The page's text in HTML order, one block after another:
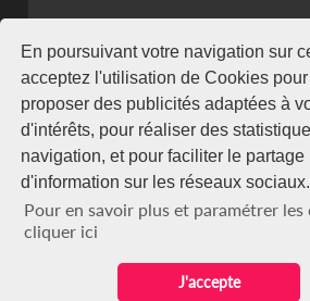
En poursuivant votre navigation sur
acceptez l'utilisation de Cookies
proposer des publicités adaptées à
d'intérêts, pour réaliser des
navigation, et pour faciliter le partage
d'information sur les réseaux sociaux.
Pour en savoir plus et paramétrer les
cliquer ici
J'accepte
koaci@yahoo.fr
+225 07 08 85 52 93
NEWSLETTER
Restez connecté via notre newsletter
S'abonner
Se désabonner